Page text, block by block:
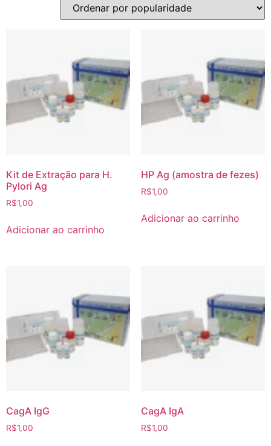
Kit de Extração para H.
Pylori Ag
R$1,00
Adicionar ao carrinho
HP Ag (amostra de fezes)
R$1,00
Adicionar ao carrinho
CagA IgG
R$1,00
CagA IgA
R$1,00